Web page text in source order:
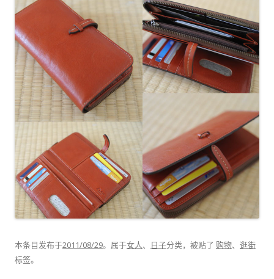
本条目发布于2011/08/29。属于女人、 日子分类，被贴了 购物、 逛街
标签。